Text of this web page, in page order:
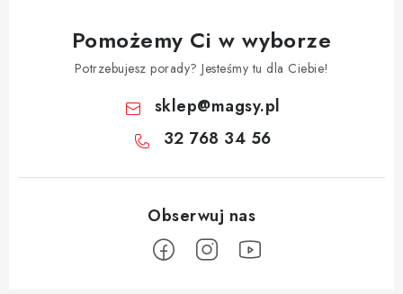
Pomożemy Ci w wyborze
Potrzebujesz porady? Jesteśmy tu dla Ciebie!
sklep@magsy.pl
32 768 34 56